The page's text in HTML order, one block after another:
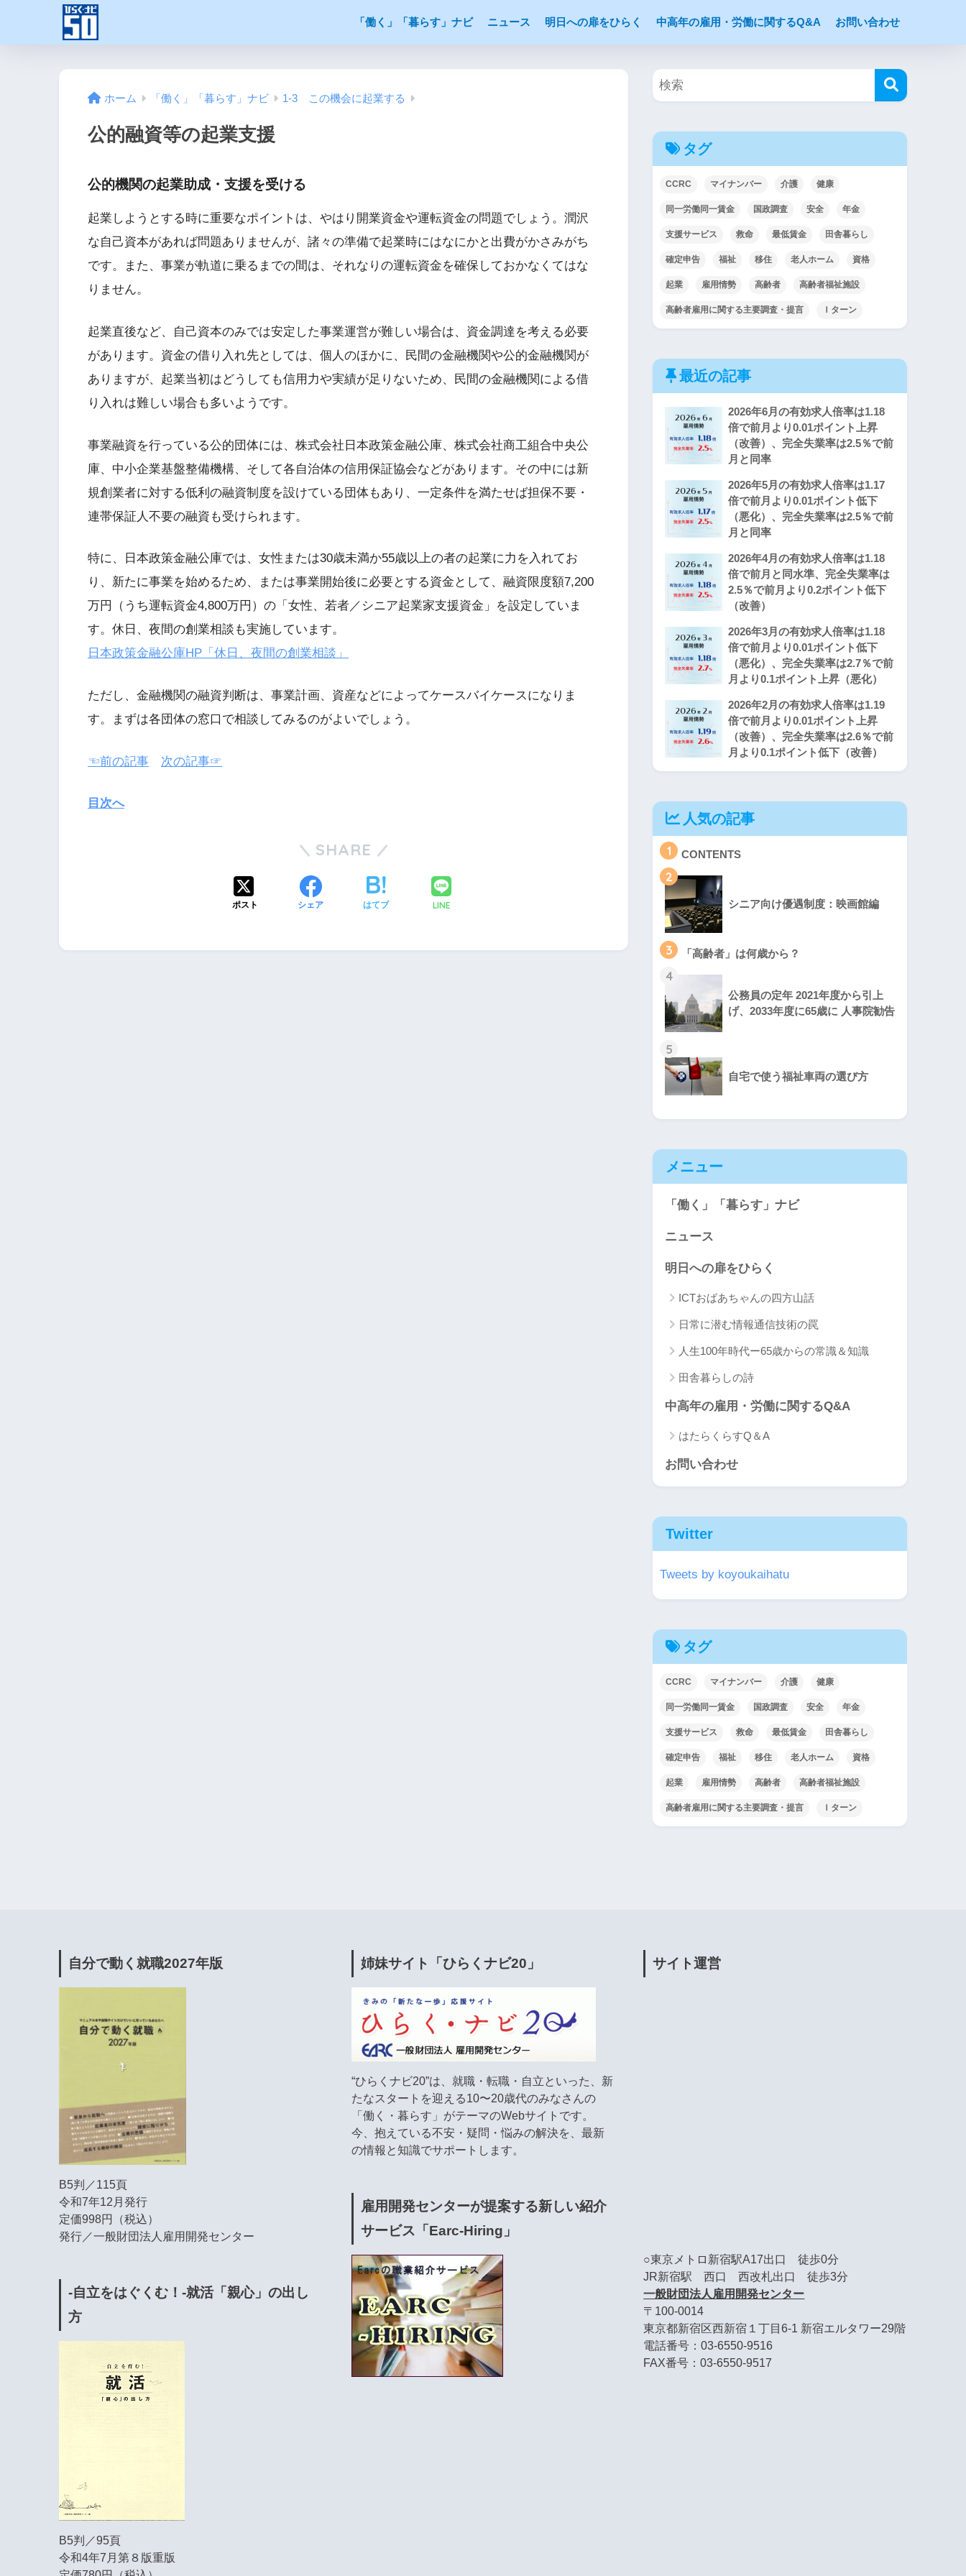
「働く」「暮らす」ナビ ニュース 明日への扉をひらく 中高年の雇用・労働に関するQ&A お問い合わせ
ホーム 「働く」「暮らす」ナビ 1-3 この機会に起業する
公的融資等の起業支援
公的機関の起業助成・支援を受ける
起業しようとする時に重要なポイントは、やはり開業資金や運転資金の問題でしょう。潤沢
な自己資本があれば問題ありませんが、諸々の準備で起業時にはなにかと出費がかさみがち
です。また、事業が軌道に乗るまでの間は、それなりの運転資金を確保しておかなくてはな
りません。
起業直後など、自己資本のみでは安定した事業運営が難しい場合は、資金調達を考える必要
があります。資金の借り入れ先としては、個人のほかに、民間の金融機関や公的金融機関が
ありますが、起業当初はどうしても信用力や実績が足りないため、民間の金融機関による借
り入れは難しい場合も多いようです。
事業融資を行っている公的団体には、株式会社日本政策金融公庫、株式会社商工組合中央公
庫、中小企業基盤整備機構、そして各自治体の信用保証協会などがあります。その中には新
規創業者に対する低利の融資制度を設けている団体もあり、一定条件を満たせば担保不要・
連帯保証人不要の融資も受けられます。
特に、日本政策金融公庫では、女性または30歳未満か55歳以上の者の起業に力を入れてお
り、新たに事業を始めるため、または事業開始後に必要とする資金として、融資限度額7,200
万円（うち運転資金4,800万円）の「女性、若者／シニア起業家支援資金」を設定していま
す。休日、夜間の創業相談も実施しています。
日本政策金融公庫HP「休日、夜間の創業相談」
ただし、金融機関の融資判断は、事業計画、資産などによってケースバイケースになりま
す。まずは各団体の窓口で相談してみるのがよいでしょう。
☜前の記事 次の記事☞
目次へ
SHARE
ポスト シェア はてブ LINE
タグ
CCRC マイナンバー 介護 健康
同一労働同一賃金 国政調査 安全 年金
支援サービス 救命 最低賃金 田舎暮らし
確定申告 福祉 移住 老人ホーム 資格
起業 雇用情勢 高齢者 高齢者福祉施設
高齢者雇用に関する主要調査・提言 Ｉターン
最近の記事
2026年6月の有効求人倍率は1.18
倍で前月より0.01ポイント上昇
（改善）、完全失業率は2.5％で前
月と同率
2026年5月の有効求人倍率は1.17
倍で前月より0.01ポイント低下
（悪化）、完全失業率は2.5％で前
月と同率
2026年4月の有効求人倍率は1.18
倍で前月と同水準、完全失業率は
2.5％で前月より0.2ポイント低下
（改善）
2026年3月の有効求人倍率は1.18
倍で前月より0.01ポイント低下
（悪化）、完全失業率は2.7％で前
月より0.1ポイント上昇（悪化）
2026年2月の有効求人倍率は1.19
倍で前月より0.01ポイント上昇
（改善）、完全失業率は2.6％で前
月より0.1ポイント低下（改善）
人気の記事
1 CONTENTS
2
シニア向け優遇制度：映画館編
3 「高齢者」は何歳から？
4
公務員の定年 2021年度から引上
げ、2033年度に65歳に 人事院勧告
5
自宅で使う福祉車両の選び方
メニュー
「働く」「暮らす」ナビ
ニュース
明日への扉をひらく
ICTおばあちゃんの四方山話
日常に潜む情報通信技術の罠
人生100年時代ー65歳からの常識＆知識
田舎暮らしの詩
中高年の雇用・労働に関するQ&A
はたらくらすQ＆A
お問い合わせ
Twitter
Tweets by koyoukaihatu
タグ
CCRC マイナンバー 介護 健康
同一労働同一賃金 国政調査 安全 年金
支援サービス 救命 最低賃金 田舎暮らし
確定申告 福祉 移住 老人ホーム 資格
起業 雇用情勢 高齢者 高齢者福祉施設
高齢者雇用に関する主要調査・提言 Ｉターン
自分で動く就職2027年版
B5判／115頁
令和7年12月発行
定価998円（税込）
発行／一般財団法人雇用開発センター
-自立をはぐくむ！-就活「親心」の出し
方
B5判／95頁
令和4年7月第８版重版
姉妹サイト「ひらくナビ20」
“ひらくナビ20”は、就職・転職・自立といった、新
たなスタートを迎える10〜20歳代のみなさんの
「働く・暮らす」がテーマのWebサイトです。
今、抱えている不安・疑問・悩みの解決を、最新
の情報と知識でサポートします。
雇用開発センターが提案する新しい紹介
サービス「Earc-Hiring」
サイト運営
○東京メトロ新宿駅A17出口 徒歩0分
JR新宿駅 西口 西改札出口 徒歩3分
一般財団法人雇用開発センター
〒100-0014
東京都新宿区西新宿１丁目6-1 新宿エルタワー29階
電話番号：03-6550-9516
FAX番号：03-6550-9517